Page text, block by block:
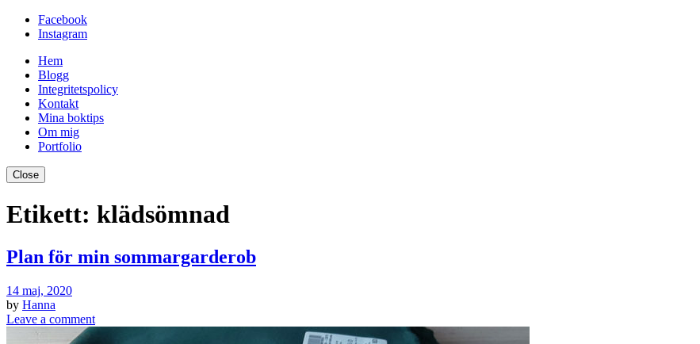
Facebook
Instagram
Hem
Blogg
Integritetspolicy
Kontakt
Mina boktips
Om mig
Portfolio
Close
Etikett: klädsömnad
Plan för min sommargarderob
14 maj, 2020
by Hanna
Leave a comment